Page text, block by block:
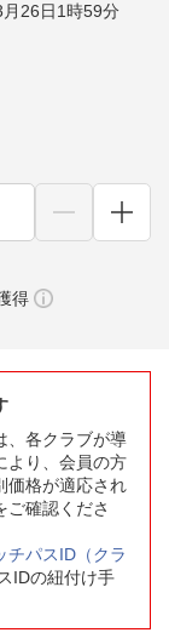
26日1時59分
得
、各クラブが導
より、会員の方
価格が適応され
ご確認くださ
チパスID（クラ
IDの紐付け手